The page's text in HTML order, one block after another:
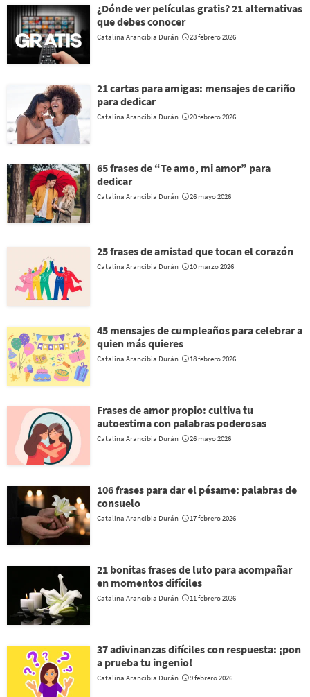
¿Dónde ver películas gratis? 21 alternativas
que debes conocer
Catalina Arancibia Durán 23 febrero 2026
21 cartas para amigas: mensajes de cariño
para dedicar
Catalina Arancibia Durán 20 febrero 2026
65 frases de “Te amo, mi amor” para
dedicar
Catalina Arancibia Durán 26 mayo 2026
25 frases de amistad que tocan el corazón
Catalina Arancibia Durán 10 marzo 2026
45 mensajes de cumpleaños para celebrar a
quien más quieres
Catalina Arancibia Durán 18 febrero 2026
Frases de amor propio: cultiva tu
autoestima con palabras poderosas
Catalina Arancibia Durán 26 mayo 2026
106 frases para dar el pésame: palabras de
consuelo
Catalina Arancibia Durán 17 febrero 2026
21 bonitas frases de luto para acompañar
en momentos difíciles
Catalina Arancibia Durán 11 febrero 2026
37 adivinanzas difíciles con respuesta: ¡pon
a prueba tu ingenio!
Catalina Arancibia Durán 9 febrero 2026